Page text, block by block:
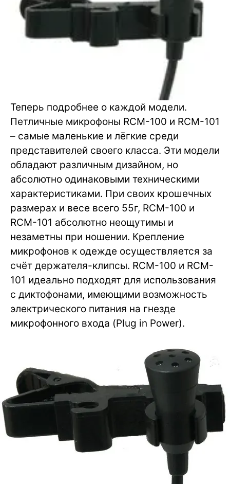
Теперь подробнее о каждой модели.
Петличные микрофоны RCM-100 и RCM-101
– самые маленькие и лёгкие среди
представителей своего класса. Эти модели
обладают различным дизайном, но
абсолютно одинаковыми техническими
характеристиками. При своих крошечных
размерах и весе всего 55г, RCM-100 и
RCM-101 абсолютно неощутимы и
незаметны при ношении. Крепление
микрофонов к одежде осуществляется за
счёт держателя-клипсы. RCM-100 и RCM-
101 идеально подходят для использования
с диктофонами, имеющими возможность
электрического питания на гнезде
микрофонного входа (Plug in Power).